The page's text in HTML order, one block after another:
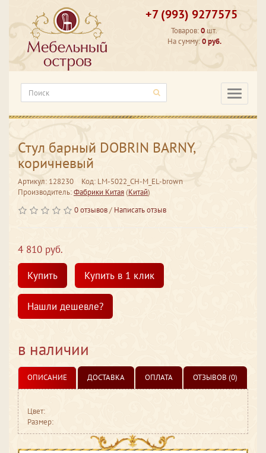
+7 (993) 9277575
Товаров:0 шт.
На сумму:0 руб.
Стул барный DOBRIN BARNY,
коричневый
Артикул: 128230
Код: LM-5022_CH-M_EL-brown
Производитель:Фабрики Китая(Китай)
0 отзывов/ Написать отзыв
4 810 руб.
Купить
Купить в 1 клик
Нашли дешевле?
в наличии
ОПИСАНИЕ ДОСТАВКА ОПЛАТА ОТЗЫВОВ (0)
Цвет:
Размер: